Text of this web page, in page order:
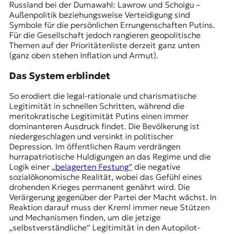
Russland bei der Dumawahl: Lawrow und Schoigu –
Außenpolitik beziehungsweise Verteidigung sind
Symbole für die persönlichen Errungenschaften Putins.
Für die Gesellschaft jedoch rangieren geopolitische
Themen auf der Prioritätenliste derzeit ganz unten
(ganz oben stehen Inflation und Armut).
Das System erblindet
So erodiert die legal-rationale und charismatische
Legitimität in schnellen Schritten, während die
meritokratische Legitimität Putins einen immer
dominanteren Ausdruck findet. Die Bevölkerung ist
niedergeschlagen und versinkt in politischer
Depression. Im öffentlichen Raum verdrängen
hurrapatriotische Huldigungen an das Regime und die
Logik einer „belagerten Festung“die negative
sozialökonomische Realität, wobei das Gefühl eines
drohenden Krieges permanent genährt wird. Die
Verärgerung gegenüber der Partei der Macht wächst. In
Reaktion darauf muss der Kreml immer neue Stützen
und Mechanismen finden, um die jetzige
„selbstverständliche“ Legitimität in den Autopilot-